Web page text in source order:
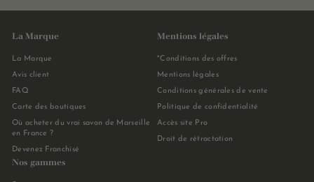
La Marque
La Marque
Avis client
FAQ
Carte des boutiques
Où acheter du vrai savon de Marseille
en France ?
Devenez Franchisé
Mentions légales
*Conditions des offres
Mentions légales
Conditions générales de vente
Politique de confidentialité
Accès site Pro
Droit de rétractation
Nos gammes